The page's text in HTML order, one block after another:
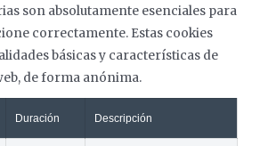
son absolutamente esenciales para
correctamente. Estas cookies
básicas y características de
de forma anónima.
Duración Descripción